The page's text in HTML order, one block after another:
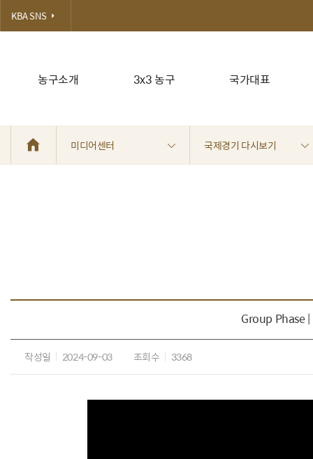
농구소개 3x3 농구 국가대표
KBA SNS
미디어센터 국제경기 다시보기
Group Phase
작성일 2024-09-03 조회수 3368